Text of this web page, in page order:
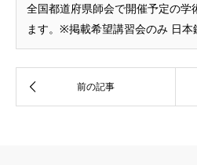
全国都道府県師会で開催予定の学
ます。※掲載希望講習会のみ 日